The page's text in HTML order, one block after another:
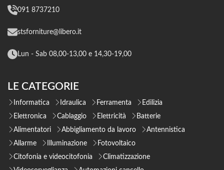
091 8737210
stsforniture@libero.it
Lun - Sab 08,00-13,00 e 14,30-19,00
LE CATEGORIE
Informatica Idraulica Ferramenta
Edilizia
Elettronica
Cablaggio Elettricità
Batterie
Alimentatori
Abbigliamento da lavoro
Antennistica
Allarme
Illuminazione
Fotovoltaico
Citofonia e videocitofonia
Climatizzazione